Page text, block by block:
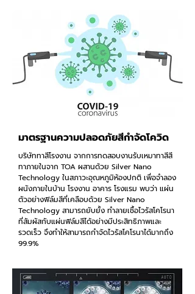
มาตรฐานความปลอดภัยสีกำจัดโควิด
บริษัททาสีโรงงาน จากการทดสอบงานรับเหมาทาสีสี
ทาภายในจาก TOA ผสานด้วย Silver Nano
Technology ในสภาวะอุณหภูมิห้องปกติ เพื่อจำลอง
ผนังภายในบ้าน โรงงาน อาคาร โรงแรม พบว่า แผ่น
ตัวอย่างฟิล์มสีที่เคลือบด้วย Silver Nano
Technology สามารถยับยั้ง ทำลายเชื้อไวรัสโคโรนา
ที่สัมผัสกับแผ่นฟิล์มสีได้อย่างมีประสิทธิภาพและ
รวดเร็ว จึงทำให้สามารถกำจัดไวรัสโคโรนาได้มากถึง
99.9%